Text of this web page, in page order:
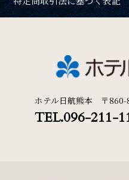
ホテル日航熊本 〒860-
TEL.096-211-